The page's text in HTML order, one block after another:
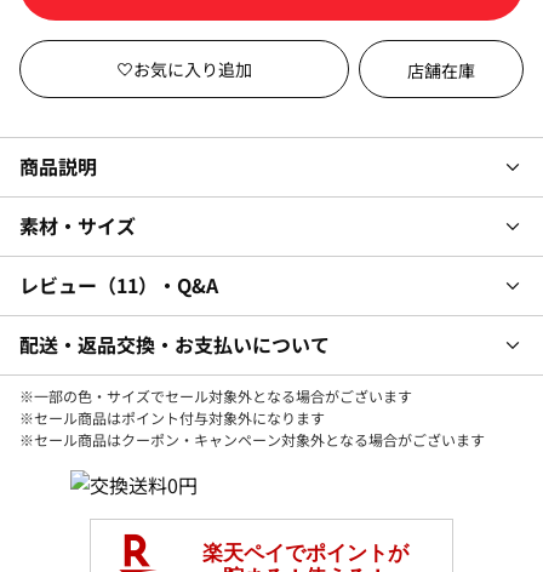
店舗在庫
商品説明
素材・サイズ
レビュー 11 ・Q&A
配送・返品交換・お支払いについて
※一部の色・サイズでセール対象外となる場合がございます
※セール商品はポイント付与対象外になります
※セール商品はクーポン・キャンペーン対象外となる場合がございます